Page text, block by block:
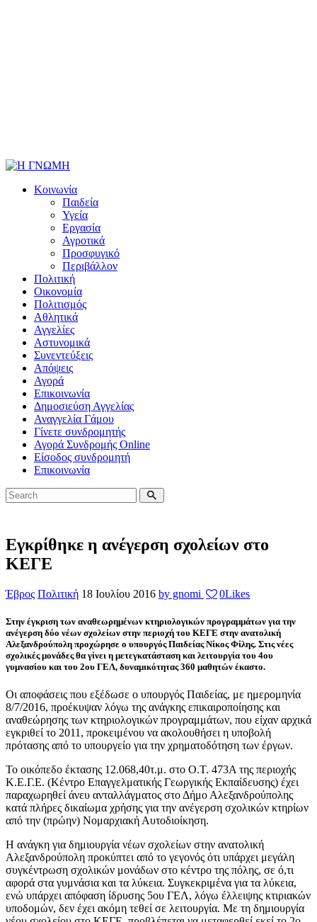
Κοινωνία
Παιδεία
Υγεία
Εργασία
Αγροτικά
Προσφυγικό
Περιβάλλον
Πολιτική
Οικονομία
Πολιτισμός
Αθλητικά
Αγγελίες
Αστυνομικά
Συνεντεύξεις
Απόψεις
Αγορά
Επικοινωνία
Δημοσιεύση Αγγελίας
Αναγγελία Γάμου
Γίνετε συνδρομητής
Αγορά Συνδρομής Online
Είσοδος συνδρομητή
Επικοινωνία
Εγκρίθηκε η ανέγερση σχολείων στο
ΚΕΓΕ
Έβρος Πολιτική 18 Ιουλίου 2016 by gnomi 0Likes
Στην έγκριση των αναθεωρημένων κτηριολογικών προγραμμάτων για την
ανέγερση δύο νέων σχολείων στην περιοχή του ΚΕΓΕ στην ανατολική
Αλεξανδρούπολη προχώρησε ο υπουργός Παιδείας Νίκος Φίλης. Στις νέες
σχολικές μονάδες θα γίνει η μετεγκατάσταση και λειτουργία του 4ου
γυμνασίου και του 2ου ΓΕΛ, δυναμικότητας 360 μαθητών έκαστο.
Οι αποφάσεις που εξέδωσε ο υπουργός Παιδείας, με ημερομηνία
8/7/2016, προέκυψαν λόγω της ανάγκης επικαιροποίησης και
αναθεώρησης των κτηριολογικών προγραμμάτων, που είχαν αρχικά
εγκριθεί το 2011, προκειμένου να ακολουθήσει η υποβολή
πρότασης από το υπουργείο για την χρηματοδότηση των έργων.
Το οικόπεδο έκτασης 12.068,40τ.μ. στο Ο.Τ. 473Α της περιοχής
Κ.Ε.Γ.Ε. (Κέντρο Επαγγελματικής Γεωργικής Εκπαίδευσης) έχει
παραχωρηθεί άνευ ανταλλάγματος στο Δήμο Αλεξανδρούπολης
κατά πλήρες δικαίωμα χρήσης για την ανέγερση σχολικών κτηρίων
από την (πρώην) Νομαρχιακή Αυτοδιοίκηση.
Η ανάγκη για δημιουργία νέων σχολείων στην ανατολική
Αλεξανδρούπολη προκύπτει από το γεγονός ότι υπάρχει μεγάλη
συγκέντρωση σχολικών μονάδων στο κέντρο της πόλης, σε ό,τι
αφορά στα γυμνάσια και τα λύκεια. Συγκεκριμένα για τα λύκεια,
ενώ υπάρχει απόφαση ίδρυσης 5ου ΓΕΛ, λόγω έλλειψης κτιριακών
υποδομών, δεν έχει ακόμη τεθεί σε λειτουργία. Με τη δημιουργία